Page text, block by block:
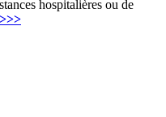
hospitalières ou de